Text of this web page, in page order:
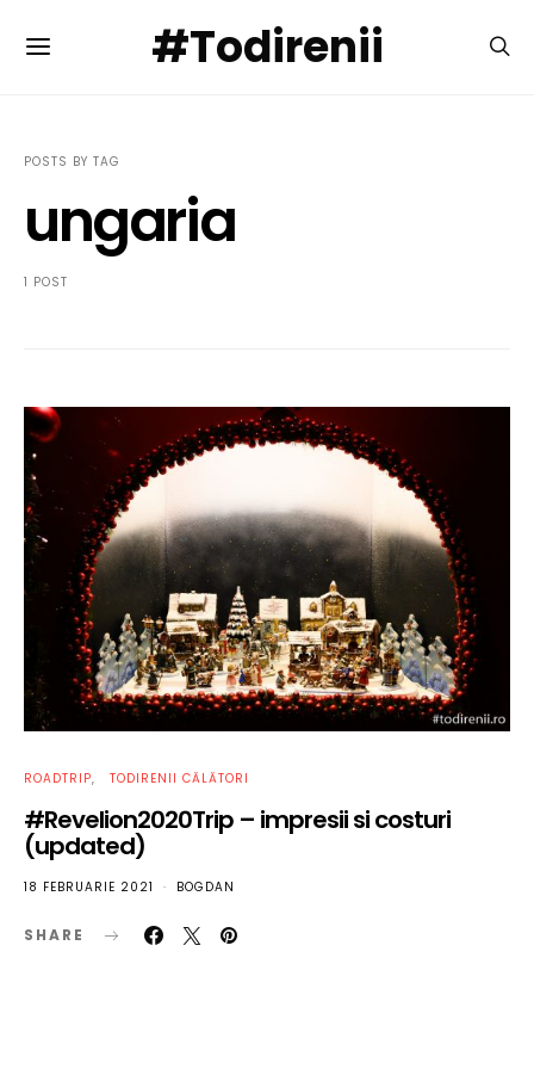
#Todirenii
POSTS BY TAG
ungaria
1 POST
ROADTRIP TODIRENII CĂLĂTORI
#Revelion2020Trip – impresii si costuri
(updated)
18 FEBRUARIE 2021 BOGDAN
SHARE